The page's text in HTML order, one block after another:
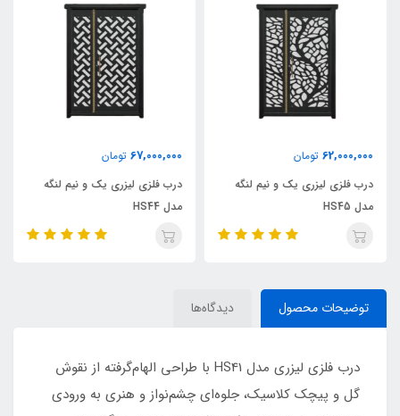
62,000,000 تومان
درب فلزی لیزری یک و نیم لنگه
مدل HS45
67,000,000 تومان
درب فلزی لیزری یک و نیم لنگه
مدل HS44
توضیحات محصول دیدگاه‌ها
درب فلزی لیزری مدل HS41 با طراحی الهام‌گرفته از نقوش
گل و پیچک کلاسیک، جلوه‌ای چشم‌نواز و هنری به ورودی